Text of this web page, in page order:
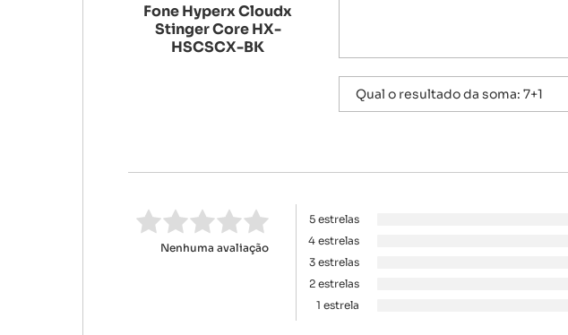
Fone Hyperx Cloudx
Stinger Core HX-
HSCSCX-BK
Nenhuma avaliação
5 estrelas
4 estrelas
3 estrelas
2 estrelas
1 estrela